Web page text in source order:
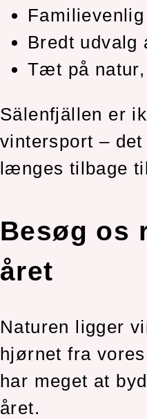
Bredt udvalg
Tæt på
Sälenfjällen er
vintersport –
længes tilbage
Besøg os
året
Naturen ligger
hjørnet fra
har meget at
året.